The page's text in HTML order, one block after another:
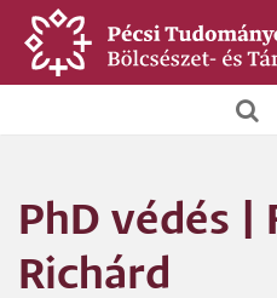
Ugrás
tartalomra
PhD védés |
Richárd